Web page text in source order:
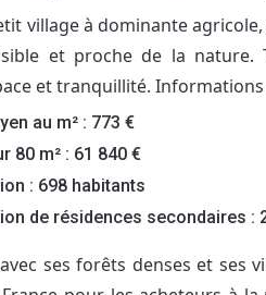
village à dominante
et proche de la nature.
et tranquillité. Informations
au m² : 773 €
80 m² : 61 840 €
: 698 habitants
de résidences secondaires :
ses forêts denses et ses